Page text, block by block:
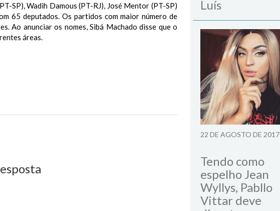
SP), Wadih Damous (PT-RJ), José Mentor (PT-SP)
65 deputados. Os partidos com maior número de
Ao anunciar os nomes, Sibá Machado disse que o
áreas.
Luís
22 DE AGOSTO DE 2017
Tendo como
espelho Jean
Wyllys, Pabllo
Vittar deve